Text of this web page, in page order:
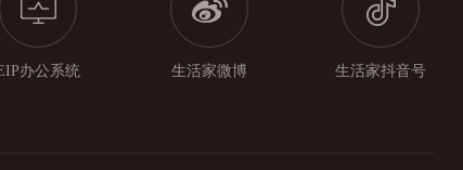
办公系统 生活家微博 生活家抖音号